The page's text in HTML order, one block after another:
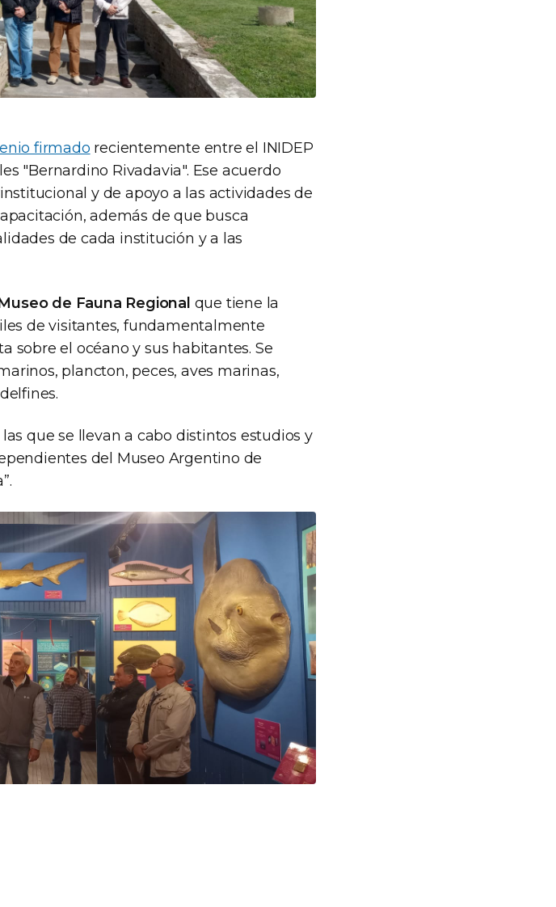
firmado recientemente entre el INIDEP
"Bernardino Rivadavia". Ese acuerdo
y de apoyo a las actividades de
además de que busca
de cada institución y a las
de Fauna Regional que tiene la
de visitantes, fundamentalmente
sobre el océano y sus habitantes. Se
plancton, peces, aves marinas,
que se llevan a cabo distintos estudios y
del Museo Argentino de